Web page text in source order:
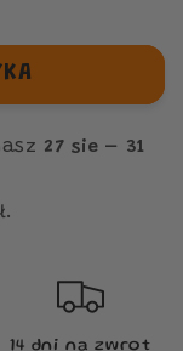
27 sie – 31
14 dni na zwrot